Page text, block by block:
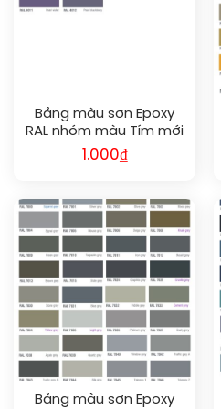
Bảng màu sơn Epoxy
RAL nhóm màu Tím mới
nhất | Chuẩn màu quốc
tế, bền đẹp cho mọi
1.000₫
Bảng màu sơn Epoxy